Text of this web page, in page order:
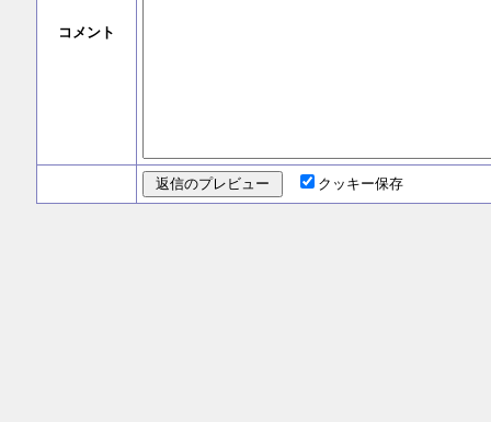
コメント
クッキー保存